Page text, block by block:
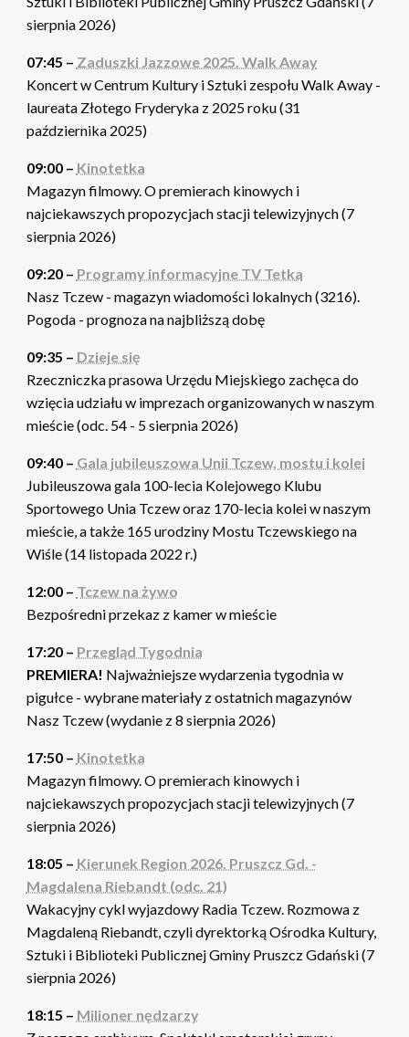
sierpnia 2026)
07:45 – Zaduszki Jazzowe 2025. Walk Away
Koncert w Centrum Kultury i Sztuki zespołu Walk Away -
laureata Złotego Fryderyka z 2025 roku (31
października 2025)
09:00 – Kinotetka
Magazyn filmowy. O premierach kinowych i
najciekawszych propozycjach stacji telewizyjnych (7
sierpnia 2026)
09:20 – Programy informacyjne TV Tetka
Nasz Tczew - magazyn wiadomości lokalnych (3216).
Pogoda - prognoza na najbliższą dobę
09:35 – Dzieje się
Rzeczniczka prasowa Urzędu Miejskiego zachęca do
wzięcia udziału w imprezach organizowanych w naszym
mieście (odc. 54 - 5 sierpnia 2026)
09:40 – Gala jubileuszowa Unii Tczew, mostu i kolei
Jubileuszowa gala 100-lecia Kolejowego Klubu
Sportowego Unia Tczew oraz 170-lecia kolei w naszym
mieście, a także 165 urodziny Mostu Tczewskiego na
Wiśle (14 listopada 2022 r.)
12:00 – Tczew na żywo
Bezpośredni przekaz z kamer w mieście
17:20 – Przegląd Tygodnia
PREMIERA! Najważniejsze wydarzenia tygodnia w
pigułce - wybrane materiały z ostatnich magazynów
Nasz Tczew (wydanie z 8 sierpnia 2026)
17:50 – Kinotetka
Magazyn filmowy. O premierach kinowych i
najciekawszych propozycjach stacji telewizyjnych (7
sierpnia 2026)
18:05 – Kierunek Region 2026. Pruszcz Gd. -
Magdalena Riebandt (odc. 21)
Wakacyjny cykl wyjazdowy Radia Tczew. Rozmowa z
Magdaleną Riebandt, czyli dyrektorką Ośrodka Kultury,
Sztuki i Biblioteki Publicznej Gminy Pruszcz Gdański (7
sierpnia 2026)
18:15 – Milioner nędzarzy